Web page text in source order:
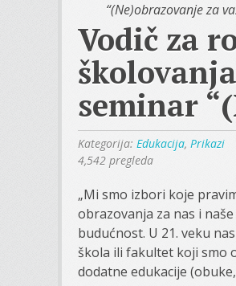
“(Ne)obrazovanje za
Vodič za
seminar
Kategorija: Edukacija, Prikazi
4,542 pregleda
„Mi smo izbori koje
obrazovanja za nas i
budućnost. U 21. veku
škola ili fakultet koji smo
dodatne edukacije